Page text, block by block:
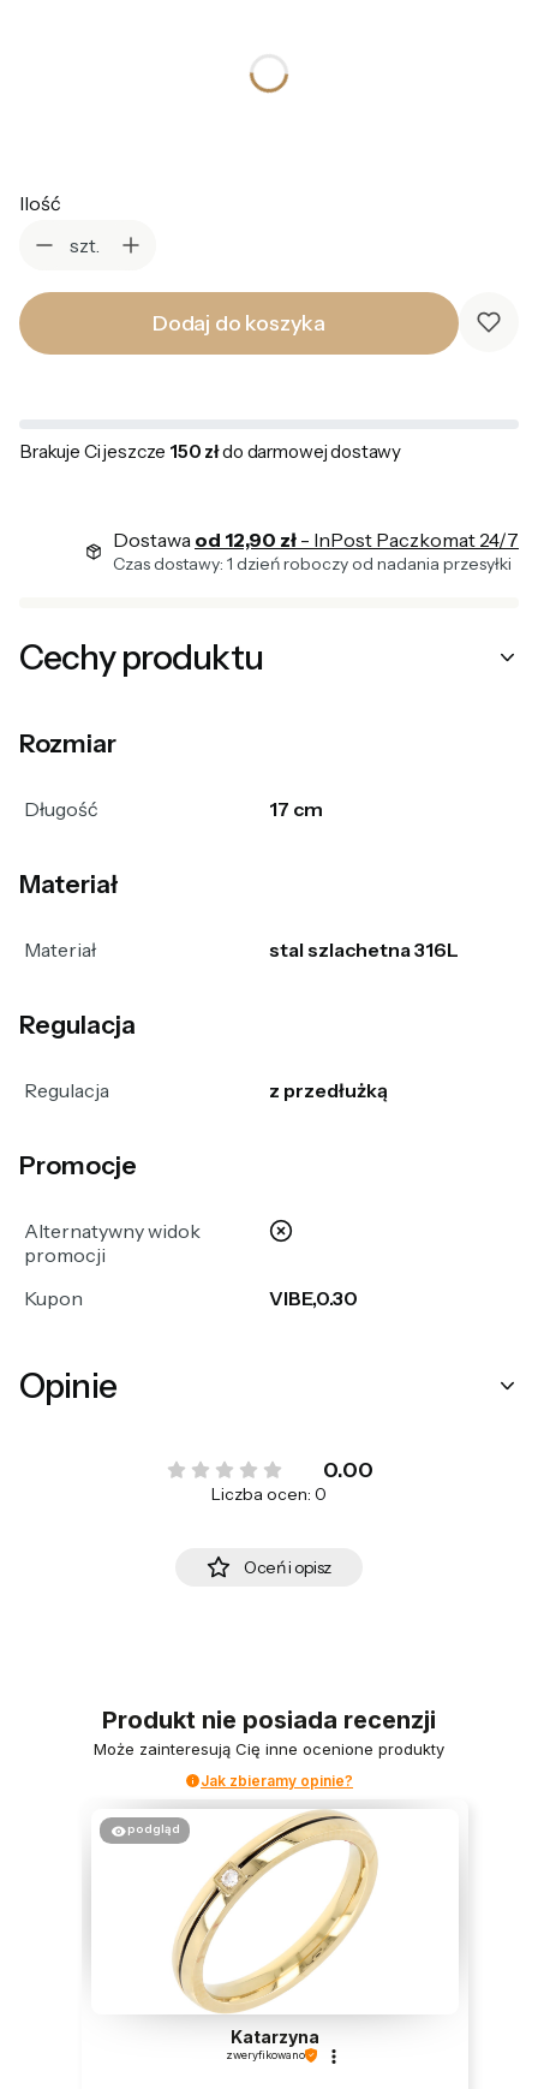
Ilość
szt.
Dodaj do koszyka
Brakuje Ci jeszcze 150 złdo darmowej dostawy
Dostawa od 12,90 zł - InPost Paczkomat 24/7
Czas dostawy: 1 dzień roboczy od nadania przesyłki
Cechy produktu
Rozmiar
Długość 17 cm
Materiał
Materiał stal szlachetna 316L
Regulacja
Regulacja z przedłużką
Promocje
Alternatywny widok
promocji
nie
Kupon VIBE,0.30
Opinie
0.00
Liczba ocen: 0
Oceń i opisz
Produkt nie posiada recenzji
Może zainteresują Cię inne ocenione produkty
Jak zbieramy opinie?
podgląd
Katarzyna
zweryfikowano